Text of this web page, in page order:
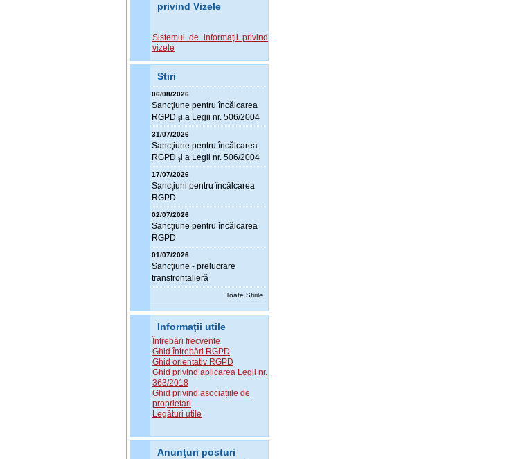
privind Vizele
Sistemul de informaţii privind
vizele
Stiri
06/08/2026
Sancţiune pentru încălcarea
RGPD şi a Legii nr. 506/2004
31/07/2026
Sancţiune pentru încălcarea
RGPD şi a Legii nr. 506/2004
17/07/2026
Sancţiuni pentru încălcarea
RGPD
02/07/2026
Sancţiune pentru încălcarea
RGPD
01/07/2026
Sancţiune - prelucrare
transfrontalieră
Toate Stirile
Informaţii utile
Întrebări frecvente
Ghid întrebări RGPD
Ghid orientativ RGPD
Ghid privind aplicarea Legii nr.
363/2018
Ghid privind asociațiile de
proprietari
Legături utile
Anunţuri posturi